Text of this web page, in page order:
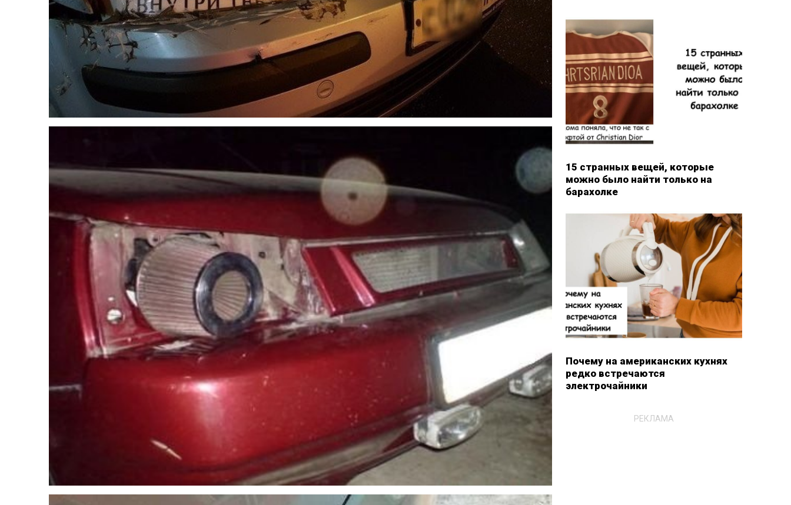
15 странных вещей, которые
можно было найти только на
барахолке
Почему на американских кухнях
редко встречаются
электрочайники
РЕКЛАМА